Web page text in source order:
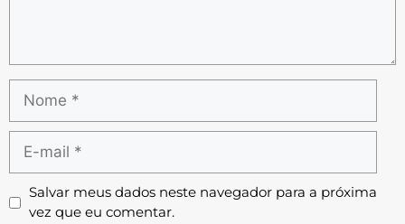
Salvar meus dados neste navegador para a próxima
vez que eu comentar.